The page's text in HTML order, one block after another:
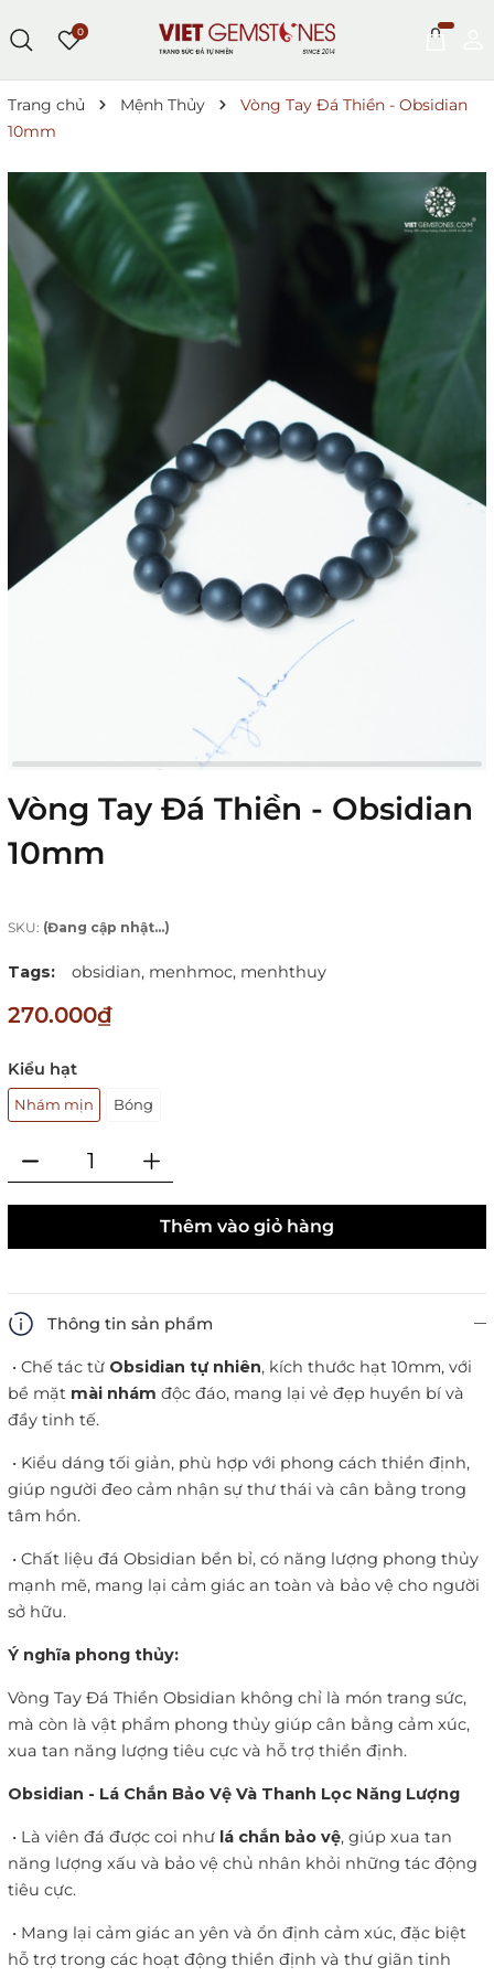
0
Trang chủ Mệnh Thủy
Vòng Tay Đá Thiền - Obsidian
10mm
Vòng Tay Đá Thiền - Obsidian
10mm
SKU: (Đang cập nhật...)
Tags: obsidian, menhmoc, menhthuy
270.000₫
Kiểu hạt
Nhám mịn Bóng
Thêm vào giỏ hàng
Thông tin sản phẩm
• Chế tác từ Obsidian tự nhiên, kích thước hạt 10mm, với
bề mặt mài nhám độc đáo, mang lại vẻ đẹp huyền bí và
đầy tinh tế.
• Kiểu dáng tối giản, phù hợp với phong cách thiền định,
giúp người đeo cảm nhận sự thư thái và cân bằng trong
tâm hồn.
• Chất liệu đá Obsidian bền bỉ, có năng lượng phong thủy
mạnh mẽ, mang lại cảm giác an toàn và bảo vệ cho người
sở hữu.
Ý nghĩa phong thủy:
Vòng Tay Đá Thiền Obsidian không chỉ là món trang sức,
mà còn là vật phẩm phong thủy giúp cân bằng cảm xúc,
xua tan năng lượng tiêu cực và hỗ trợ thiền định.
Obsidian - Lá Chắn Bảo Vệ Và Thanh Lọc Năng Lượng
• Là viên đá được coi như lá chắn bảo vệ, giúp xua tan
năng lượng xấu và bảo vệ chủ nhân khỏi những tác động
tiêu cực.
• Mang lại cảm giác an yên và ổn định cảm xúc, đặc biệt
hỗ trợ trong các hoạt động thiền định và thư giãn tinh